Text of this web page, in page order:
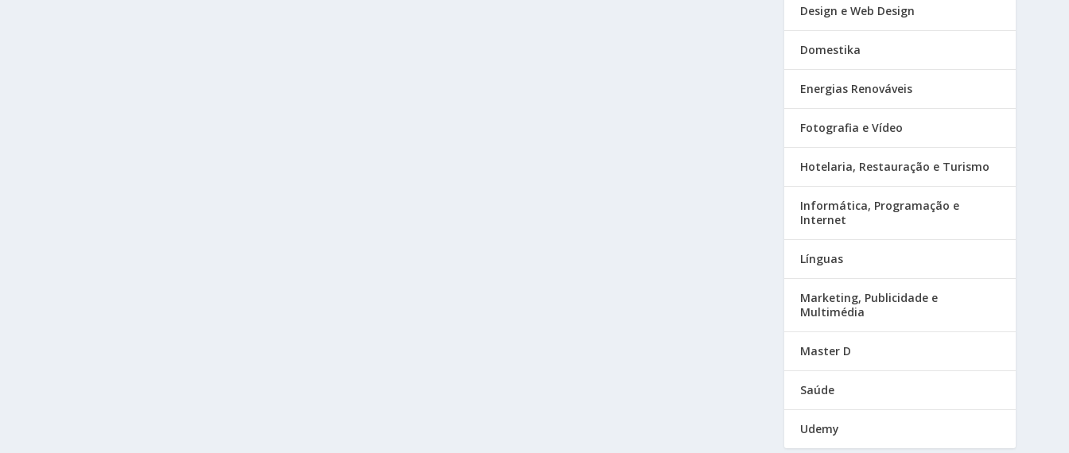
Design e Web Design
Domestika
Energias Renováveis
Fotografia e Vídeo
Hotelaria, Restauração e Turismo
Informática, Programação e
Internet
Línguas
Marketing, Publicidade e
Multimédia
Master D
Saúde
Udemy